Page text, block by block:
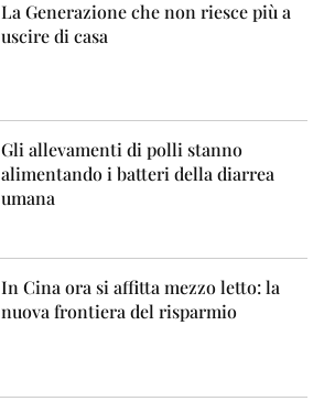
La Generazione che non riesce più a
uscire di casa
Gli allevamenti di polli stanno
alimentando i batteri della diarrea
umana
In Cina ora si affitta mezzo letto: la
nuova frontiera del risparmio